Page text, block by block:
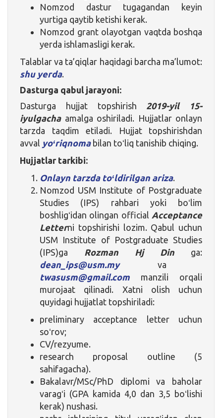
Nomzod dastur tugagandan keyin
yurtiga qaytib ketishi kerak.
Nomzod grant olayotgan vaqtda boshqa
yerda ishlamasligi kerak.
Talablar va ta’qiqlar haqidagi barcha ma’lumot:
shu yerda.
Dasturga qabul jarayoni:
Dasturga hujjat topshirish 2019-yil 15-
iyulgachaamalga oshiriladi. Hujjatlar onlayn
tarzda taqdim etiladi. Hujjat topshirishdan
avval yoʻriqnoma bilan toʻliq tanishib chiqing.
Hujjatlar tarkibi:
Onlayn tarzda toʻldirilgan ariza.
Nomzod USM Institute of Postgraduate
Studies (IPS) rahbari yoki boʻlim
boshligʻidan olingan official Acceptance
Letterni topshirishi lozim. Qabul uchun
USM Institute of Postgraduate Studies
(IPS)ga Rozman Hj Din ga:
dean_ips@usm.my
va
twasusm@gmail.com manzili orqali
murojaat qilinadi. Xatni olish uchun
quyidagi hujjatlat topshiriladi:
preliminary acceptance letter uchun
soʻrov;
CV/rezyume.
research proposal outline (5
sahifagacha).
Bakalavr/MSc/PhD diplomi va baholar
varagʻi (GPA kamida 4,0 dan 3,5 boʻlishi
kerak) nushasi.